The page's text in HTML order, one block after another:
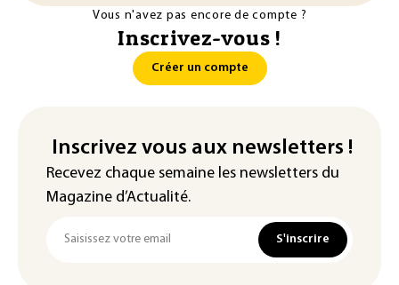
Vous n'avez pas encore de compte ?
Inscrivez-vous !
Créer un compte
Inscrivez vous aux newsletters !
Recevez chaque semaine les newsletters du
Magazine d’Actualité.
S'inscrire